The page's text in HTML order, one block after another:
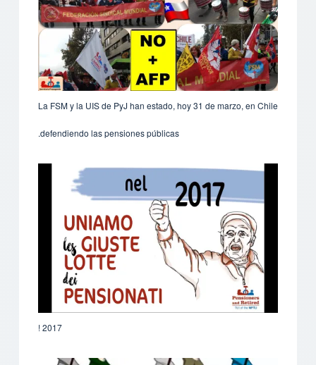
La FSM y la UIS de PyJ han estado, hoy 31 de marzo, en Chile
defendiendo las pensiones públicas.
2017 !